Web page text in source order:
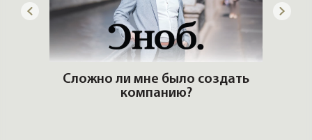
Сложно ли мне было создать
компанию?